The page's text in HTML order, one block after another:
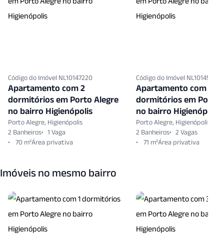
Código do Imóvel NL10147220
Apartamento com 2
dormitórios em Porto Alegre
no bairro Higienópolis
Porto Alegre, Higienópolis
2 Banheiros
1 Vaga
70 m²
Código do Imóvel NL10145846
Apartamento com 3
dormitórios em Porto
no bairro Higienópolis
Porto Alegre, Higienópolis
2 Banheiros
2 Vagas
71 m²
Imóveis no mesmo bairro